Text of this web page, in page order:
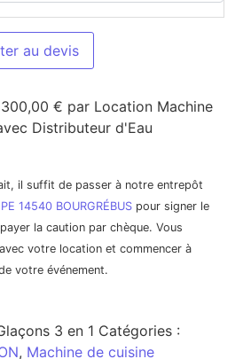
au devis
€ par Location Machine
Distributeur d'Eau
il suffit de passer à notre entrepôt
14540 BOURGRÉBUS pour signer le
la caution par chèque. Vous
votre location et commencer à
votre événement.
3 en 1 Catégories :
, Machine de cuisine